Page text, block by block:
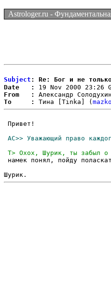
Astrologer.ru -
Subject : Re: Бог и не
Date   :
From   :
To     :
Тина [Tinka] (
Привет!
намек понял, пойду